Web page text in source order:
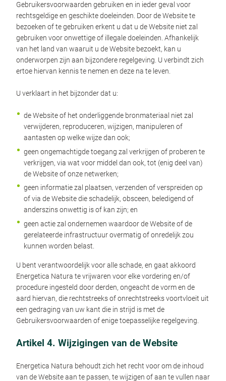
Gebruikersvoorwaarden gebruiken en in ieder geval voor
rechtsgeldige en geschikte doeleinden. Door de Website te
bezoeken of te gebruiken erkent u dat u de Website niet zal
gebruiken voor onwettige of illegale doeleinden. Afhankelijk
van het land van waaruit u de Website bezoekt, kan u
onderworpen zijn aan bijzondere regelgeving. U verbindt zich
ertoe hiervan kennis te nemen en deze na te leven.
U verklaart in het bijzonder dat u:
de Website of het onderliggende bronmateriaal niet zal
verwijderen, reproduceren, wijzigen, manipuleren of
aantasten op welke wijze dan ook;
geen ongemachtigde toegang zal verkrijgen of proberen te
verkrijgen, via wat voor middel dan ook, tot (enig deel van)
de Website of onze netwerken;
geen informatie zal plaatsen, verzenden of verspreiden op
of via de Website die schadelijk, obsceen, beledigend of
anderszins onwettig is of kan zijn; en
geen actie zal ondernemen waardoor de Website of de
gerelateerde infrastructuur overmatig of onredelijk zou
kunnen worden belast.
U bent verantwoordelijk voor alle schade, en gaat akkoord
Energetica Natura te vrijwaren voor elke vordering en/of
procedure ingesteld door derden, ongeacht de vorm en de
aard hiervan, die rechtstreeks of onrechtstreeks voortvloeit uit
een gedraging van uw kant die in strijd is met de
Gebruikersvoorwaarden of enige toepasselijke regelgeving.
Artikel 4. Wijzigingen van de Website
Energetica Natura behoudt zich het recht voor om de inhoud
van de Website aan te passen, te wijzigen of aan te vullen naar